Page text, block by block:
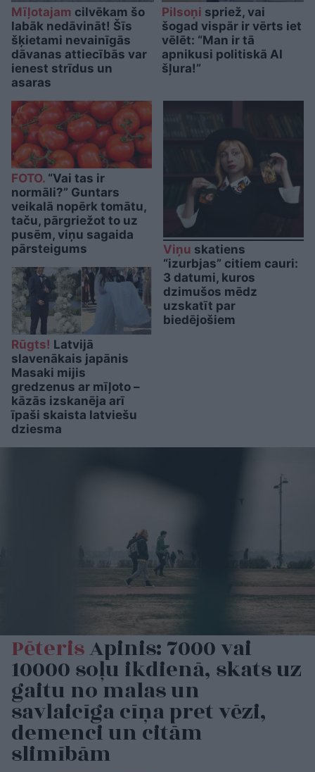
Mīļotajam cilvēkam šo
labāk nedāvināt! Šīs
šķietami nevainīgās
dāvanas attiecībās var
ienest strīdus un
asaras
Pilsoņi spriež, vai
šogad vispār ir vērts iet
vēlēt: “Man ir tā
apnikusi politiskā AI
šļura!”
FOTO. “Vai tas ir
normāli?” Guntars
veikalā nopērk tomātu,
taču, pārgriežot to uz
pusēm, viņu sagaida
pārsteigums
Rūgts! Latvijā
slavenākais japānis
Masaki mijis
gredzenus ar mīļoto –
kāzās izskanēja arī
īpaši skaista latviešu
dziesma
Viņu skatiens
“izurbjas” citiem cauri:
3 datumi, kuros
dzimušos mēdz
uzskatīt par
biedējošiem
PēterisApinis: 7000 vai
10000 soļu ikdienā, skats uz
gaitu no malas un
savlaicīga cīņa pret vēzi,
demenci un citām
slimībām